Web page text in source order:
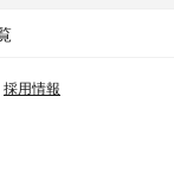
採用情報